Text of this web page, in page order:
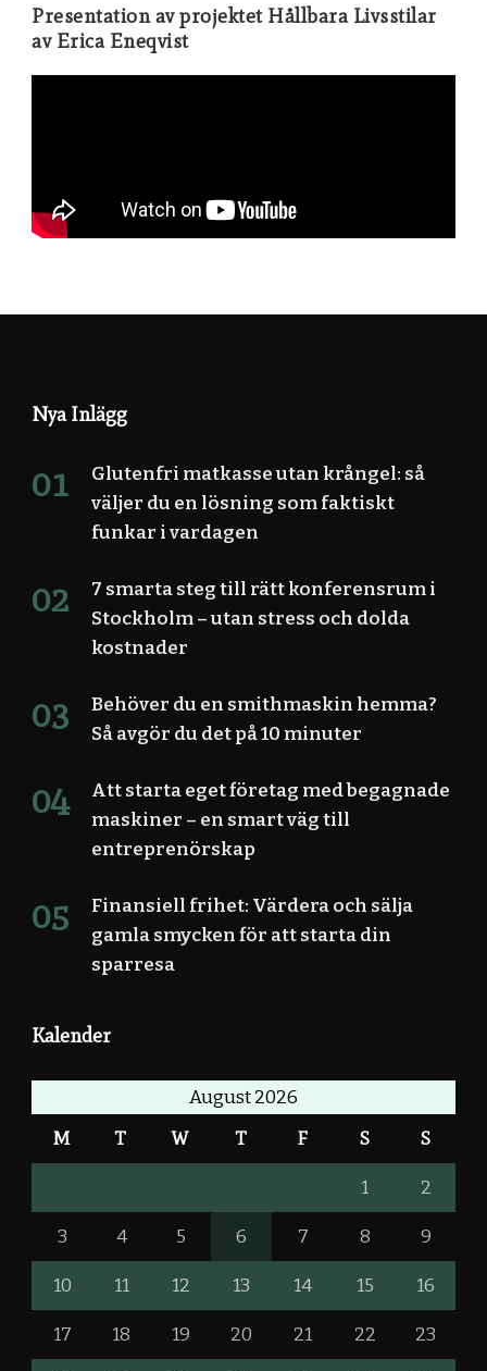
Presentation av projektet Hållbara Livsstilar
av Erica Eneqvist
Nya Inlägg
Glutenfri matkasse utan krångel: så
väljer du en lösning som faktiskt
funkar i vardagen
7 smarta steg till rätt konferensrum i
Stockholm – utan stress och dolda
kostnader
Behöver du en smithmaskin hemma?
Så avgör du det på 10 minuter
Att starta eget företag med begagnade
maskiner – en smart väg till
entreprenörskap
Finansiell frihet: Värdera och sälja
gamla smycken för att starta din
sparresa
Kalender
August 2026
M T W T F S S
1 2
3 4 5 6 7 8 9
10 11 12 13 14 15 16
17 18 19 20 21 22 23